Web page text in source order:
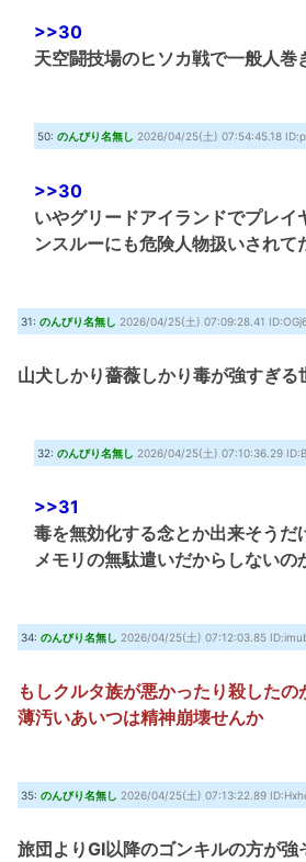
>>30
天空闘技場のヒソカ戦で一般人巻
50: のんびり名無し 2026/04/25(土) 07:54:45.18
>>30
いやグリードアイランドでプレイ
ンスルーにも危険人物扱いされて
31: のんびり名無し 2026/04/25(土) 07:09:28.41
山犬しかり薔薇しかり毒が強すぎる
32: のんびり名無し 2026/04/25(土) 07:10:36.29
>>31
毒を無効化する念とか出来そうだ
メモリの無駄遣いだからしないの
34: のんびり名無し 2026/04/25(土) 07:12:03.85
もしクルタ族が悪かったり殺したの
薄汚いあいつは精神崩壊せんか
35: のんびり名無し 2026/04/25(土) 07:13:22.89
旅団よりGI以降のゴンキルの方が強